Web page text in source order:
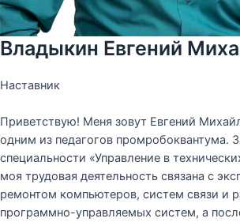
Владыкин Евгений
Наставник
Приветствую! Меня зовут Евгений
одним из педагогов промробоквантума.
специальности «Управление в
моя трудовая деятельность связана с
ремонтом компьютеров, систем связи и
программно-управляемых систем, а